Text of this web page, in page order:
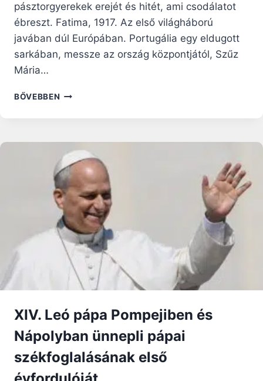
pásztorgyerekek erejét és hitét, ami csodálatot
ébreszt. Fatima, 1917. Az első világháború
javában dúl Európában. Portugália egy eldugott
sarkában, messze az ország központjától, Szűz
Mária…
BŐVEBBEN „FATIMA”:
JÓ
FILM
A
MÁRIA
JELENÉSEKRŐL
XIV. Leó pápa Pompejiben és
Nápolyban ünnepli pápai
székfoglalásának első